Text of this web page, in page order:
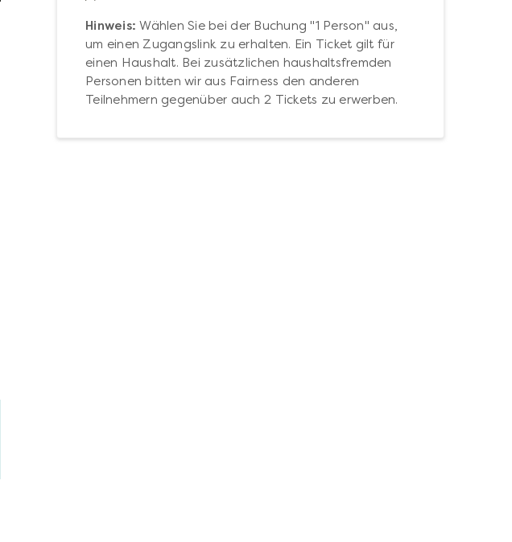
Hinweis: Wählen Sie bei der Buchung "1 Person" aus,
um einen Zugangslink zu erhalten. Ein Ticket gilt für
einen Haushalt. Bei zusätzlichen haushaltsfremden
Personen bitten wir aus Fairness den anderen
Teilnehmern gegenüber auch 2 Tickets zu erwerben.